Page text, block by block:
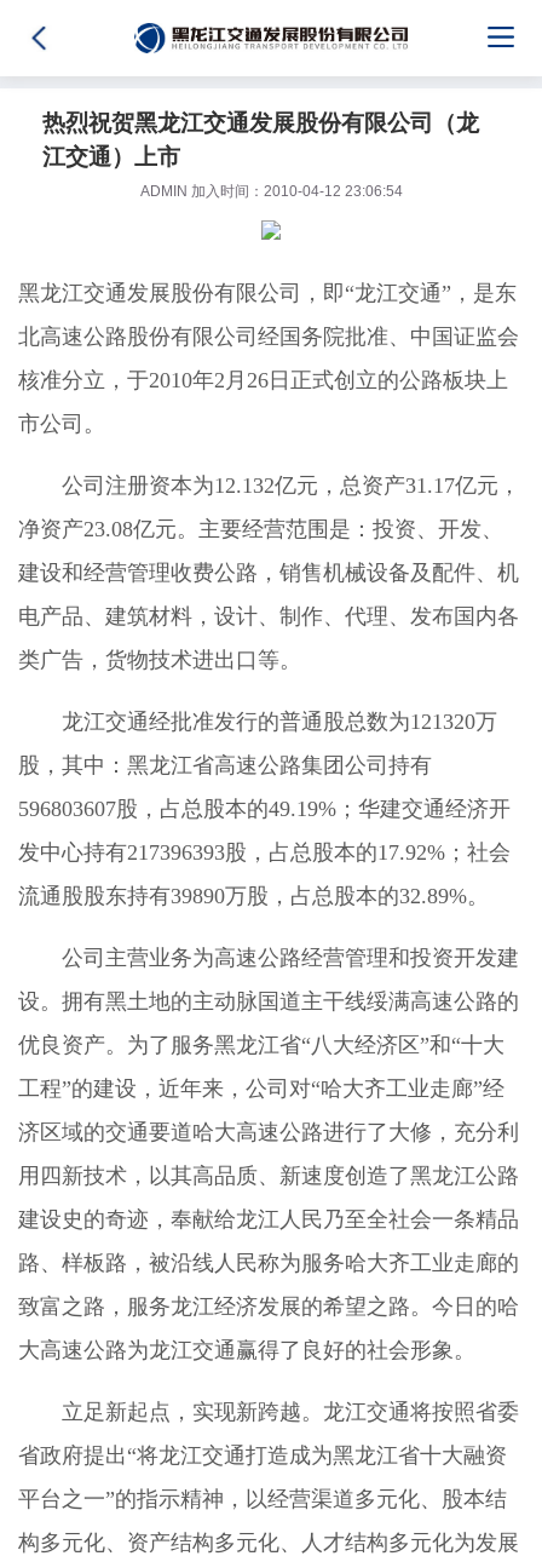
热烈祝贺黑龙江交通发展股份有限公司（龙
江交通）上市
ADMIN 加入时间：2010-04-12 23:06:54
黑龙江交通发展股份有限公司，即“龙江交通”，是东
北高速公路股份有限公司经国务院批准、中国证监会
核准分立，于2010年2月26日正式创立的公路板块上
市公司。
公司注册资本为12.132亿元，总资产31.17亿元，
净资产23.08亿元。主要经营范围是：投资、开发、
建设和经营管理收费公路，销售机械设备及配件、机
电产品、建筑材料，设计、制作、代理、发布国内各
类广告，货物技术进出口等。
龙江交通经批准发行的普通股总数为121320万
股，其中：黑龙江省高速公路集团公司持有
596803607股，占总股本的49.19%；华建交通经济开
发中心持有217396393股，占总股本的17.92%；社会
流通股股东持有39890万股，占总股本的32.89%。
公司主营业务为高速公路经营管理和投资开发建
设。拥有黑土地的主动脉国道主干线绥满高速公路的
优良资产。为了服务黑龙江省“八大经济区”和“十大
工程”的建设，近年来，公司对“哈大齐工业走廊”经
济区域的交通要道哈大高速公路进行了大修，充分利
用四新技术，以其高品质、新速度创造了黑龙江公路
建设史的奇迹，奉献给龙江人民乃至全社会一条精品
路、样板路，被沿线人民称为服务哈大齐工业走廊的
致富之路，服务龙江经济发展的希望之路。今日的哈
大高速公路为龙江交通赢得了良好的社会形象。
立足新起点，实现新跨越。龙江交通将按照省委
省政府提出“将龙江交通打造成为黑龙江省十大融资
平台之一”的指示精神，以经营渠道多元化、股本结
构多元化、资产结构多元化、人才结构多元化为发展